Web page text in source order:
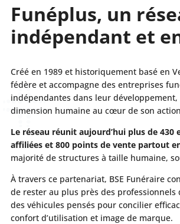
Funéplus, un
indépendant et
Créé en 1989 et historiquement basé en
fédère et accompagne des entreprises
indépendantes dans leur
dimension humaine au cœur de son
Le réseau réunit aujourd’hui plus de 430
affiliées et 800 points de vente partout
majorité de structures à taille humaine,
À travers ce partenariat, BSE Funéraire
de rester au plus près des professionnels
des véhicules pensés pour concilier
confort d’utilisation et image de marque.